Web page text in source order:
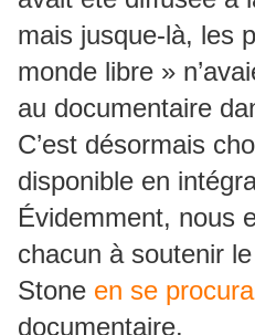
mais jusque-là, les
monde libre »
au documentaire
C’est désormais
disponible en
Évidemment, nous
chacun à soutenir
Stone en se
documentaire.